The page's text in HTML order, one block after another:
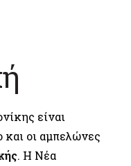
είναι
και οι αμπελώνες
. Η Νέα